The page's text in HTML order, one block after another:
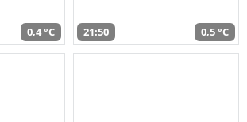
0,4 °C 21:50 0,5 °C